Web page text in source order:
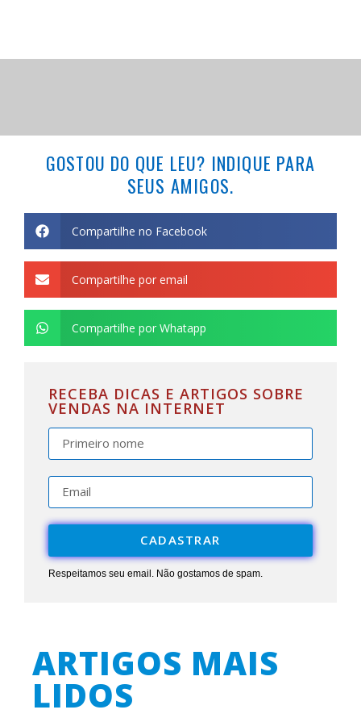
GOSTOU DO QUE LEU? INDIQUE PARA
SEUS AMIGOS.
Compartilhe no Facebook
Compartilhe por email
Compartilhe por Whatapp
RECEBA DICAS E ARTIGOS SOBRE
VENDAS NA INTERNET
CADASTRAR
Respeitamos seu email. Não gostamos de spam.
ARTIGOS MAIS
LIDOS